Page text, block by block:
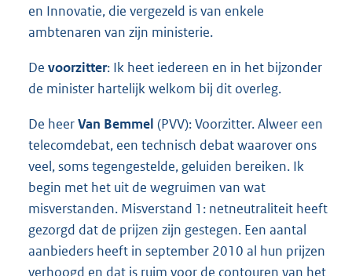
en Innovatie, die vergezeld is van enkele
ambtenaren van zijn ministerie.
De voorzitter: Ik heet iedereen en in het bijzonder
de minister hartelijk welkom bij dit overleg.
De heerVan Bemmel (PVV): Voorzitter. Alweer een
telecomdebat, een technisch debat waarover ons
veel, soms tegengestelde, geluiden bereiken. Ik
begin met het uit de wegruimen van wat
misverstanden. Misverstand 1: netneutraliteit heeft
gezorgd dat de prijzen zijn gestegen. Een aantal
aanbieders heeft in september 2010 al hun prijzen
verhoogd en dat is ruim voor de contouren van het